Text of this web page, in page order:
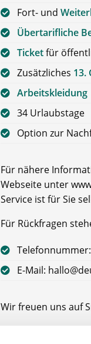
Fort- und
Übertarifliche
Ticketfür
Zusätzliches 13.
Arbeitskleidung
34 Urlaubstage
Option zur
Für nähere
Webseite unter
Service ist für Sie
Für Rückfragen
E-Mail:
Wir freuen uns auf